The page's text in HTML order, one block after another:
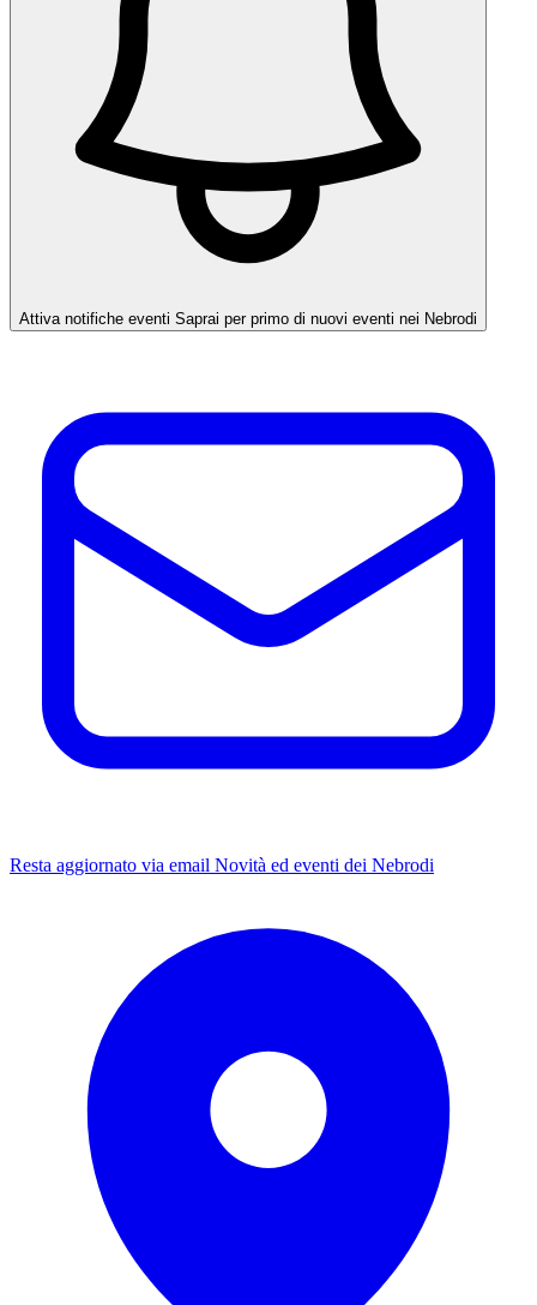
Attiva notifiche eventi Saprai per primo di nuovi eventi nei Nebrodi
Resta aggiornato via email Novità ed eventi dei Nebrodi